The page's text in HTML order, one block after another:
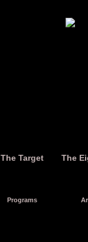
The Target The
Programs